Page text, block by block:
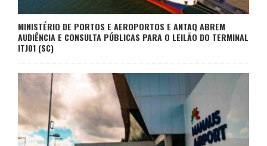
MINISTÉRIO DE PORTOS E AEROPORTOS E ANTAQ ABREM
AUDIÊNCIA E CONSULTA PÚBLICAS PARA O LEILÃO DO TERMINAL
ITJ01 (SC)